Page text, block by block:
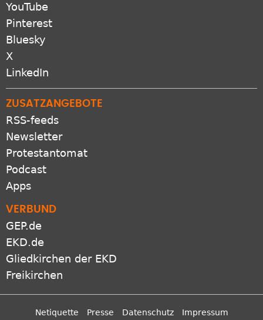
YouTube
Pinterest
Bluesky
X
LinkedIn
ZUSATZANGEBOTE
RSS-feeds
Newsletter
Protestantomat
Podcast
Apps
VERBUND
GEP.de
EKD.de
Gliedkirchen der EKD
Freikirchen
Netiquette Presse Datenschutz Impressum